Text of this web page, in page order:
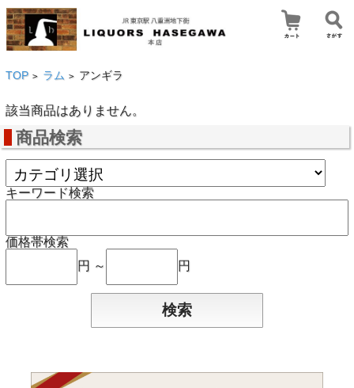
TOP > ラム > アンギラ
該当商品はありません。
商品検索
キーワード検索
価格帯検索
円 ～
円